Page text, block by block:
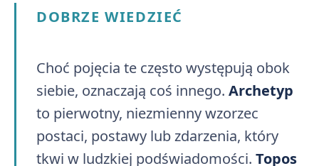
DOBRZE WIEDZIEĆ
Choć pojęcia te często występują obok
siebie, oznaczają coś innego. Archetyp
to pierwotny, niezmienny wzorzec
postaci, postawy lub zdarzenia, który
tkwi w ludzkiej podświadomości. Topos